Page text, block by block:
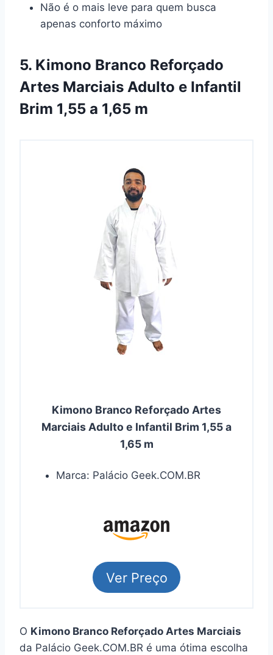
Não é o mais leve para quem busca
apenas conforto máximo
5. Kimono Branco Reforçado
Artes Marciais Adulto e Infantil
Brim 1,55 a 1,65 m
Kimono Branco Reforçado Artes
Marciais Adulto e Infantil Brim 1,55 a
1,65 m
Marca: Palácio Geek.COM.BR
Ver Preço
O Kimono Branco Reforçado Artes Marciais
da Palácio Geek.COM.BR é uma ótima escolha